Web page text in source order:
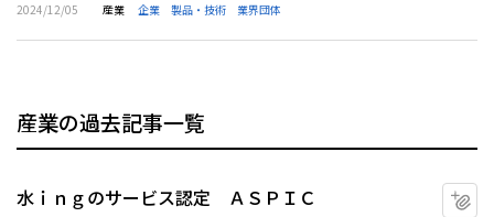
2024/12/05 産業 企業 製品・技術 業界団体
産業の過去記事一覧
水ｉｎｇのサービス認定 ＡＳＰＩＣ